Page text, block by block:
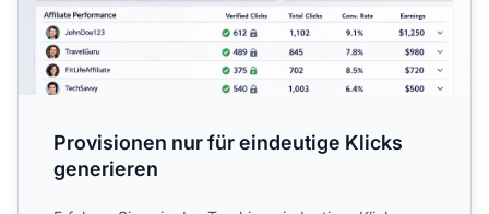
Provisionen nur für eindeutige Klicks
generieren